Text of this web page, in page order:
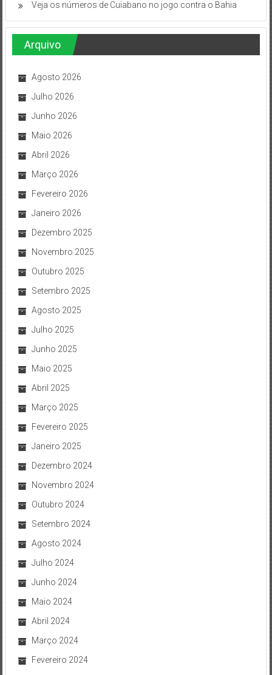
Veja os números de Cuiabano no jogo contra o Bahia
Arquivo
Agosto 2026
Julho 2026
Junho 2026
Maio 2026
Abril 2026
Março 2026
Fevereiro 2026
Janeiro 2026
Dezembro 2025
Novembro 2025
Outubro 2025
Setembro 2025
Agosto 2025
Julho 2025
Junho 2025
Maio 2025
Abril 2025
Março 2025
Fevereiro 2025
Janeiro 2025
Dezembro 2024
Novembro 2024
Outubro 2024
Setembro 2024
Agosto 2024
Julho 2024
Junho 2024
Maio 2024
Abril 2024
Março 2024
Fevereiro 2024